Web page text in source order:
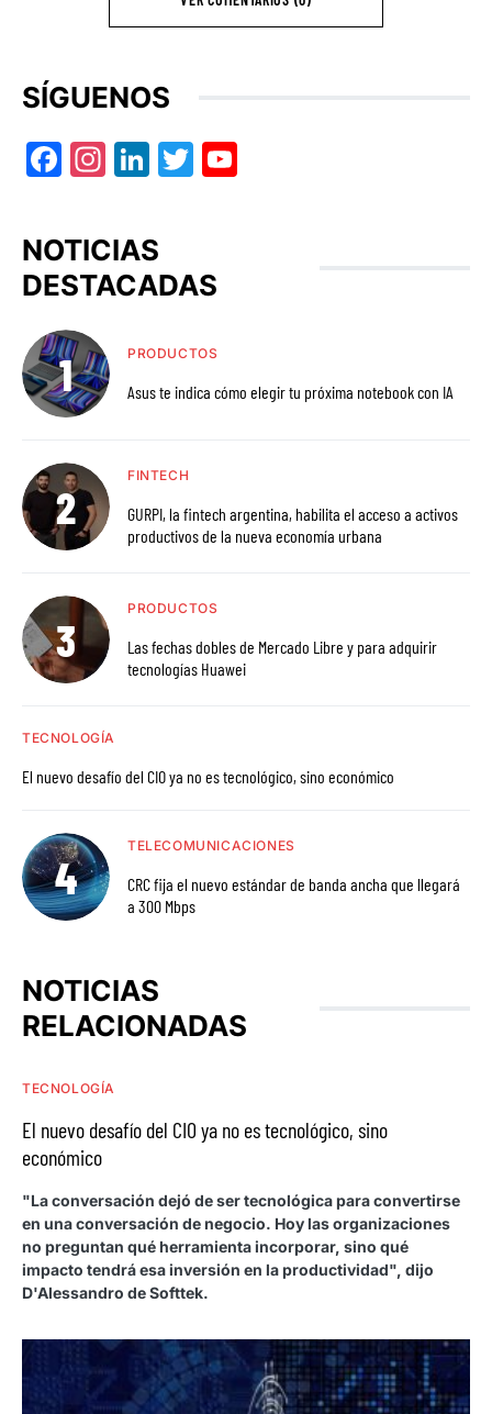
SÍGUENOS
Facebook
Instagram
LinkedIn
Twitter
NOTICIAS
DESTACADAS
PRODUCTOS
Asus te indica cómo elegir tu próxima notebook con IA
FINTECH
GURPI, la fintech argentina, habilita el acceso a activos
productivos de la nueva economía urbana
PRODUCTOS
Las fechas dobles de Mercado Libre y para adquirir
tecnologías Huawei
TECNOLOGÍA
El nuevo desafío del CIO ya no es tecnológico, sino económico
TELECOMUNICACIONES
CRC fija el nuevo estándar de banda ancha que llegará
a 300 Mbps
NOTICIAS
RELACIONADAS
TECNOLOGÍA
El nuevo desafío del CIO ya no es tecnológico, sino
económico
"La conversación dejó de ser tecnológica para convertirse
en una conversación de negocio. Hoy las organizaciones
no preguntan qué herramienta incorporar, sino qué
impacto tendrá esa inversión en la productividad", dijo
D'Alessandro de Softtek.